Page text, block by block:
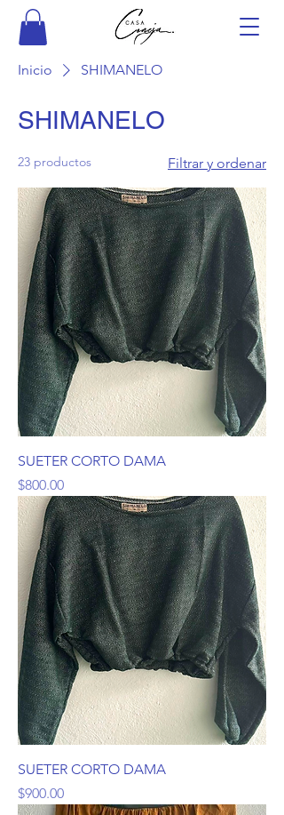
Inicio SHIMANELO
SHIMANELO
23 productos Filtrar y ordenar
SUETER CORTO DAMA
Precio
$800.00
SUETER CORTO DAMA
Precio
$900.00